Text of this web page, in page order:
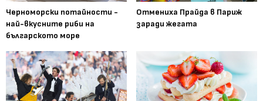
Черноморски потайности -
най-вкусните риби на
българското море
Отмениха Прайда в Париж
заради жегата